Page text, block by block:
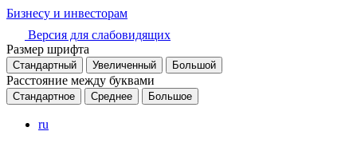
Бизнесу и инвесторам
Версия для слабовидящих
Размер шрифта
Стандартный Увеличенный Большой
Расстояние между буквами
Стандартное Среднее Большое
ru